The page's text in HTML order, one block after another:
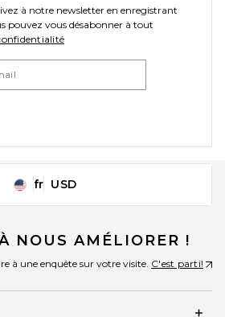
à notre newsletter en enregistrant
pouvez vous désabonner à tout
Change Country Regions
fr USD
NOUS AMÉLIORER !
à une enquête sur votre visite. C'est parti!